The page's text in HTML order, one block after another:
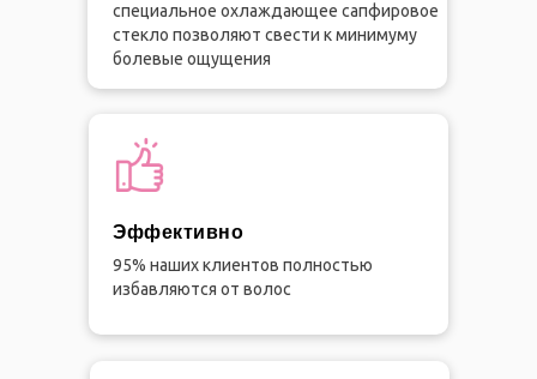
специальное охлаждающее сапфировое
стекло позволяют свести к минимуму
болевые ощущения
95% наших клиентов полностью
избавляются от волос
Эффективно